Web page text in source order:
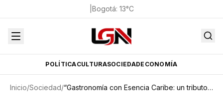
Bogotá: 13°C
POLÍTICACULTURASOCIEDADECONOMÍA
Inicio/Sociedad/ “Gastronomía con Esencia Caribe: un tributo al talento y Liderazgo femenino”